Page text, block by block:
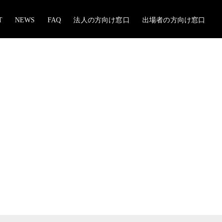
NEWS FAQ 法人の方向け窓口 出場者の方向け窓口